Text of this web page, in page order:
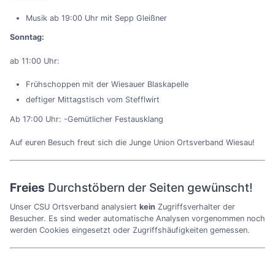
Musik ab 19:00 Uhr mit Sepp Gleißner
Sonntag:
ab 11:00 Uhr:
Frühschoppen mit der Wiesauer Blaskapelle
deftiger Mittagstisch vom Stefflwirt
Ab 17:00 Uhr: -Gemütlicher Festausklang
Auf euren Besuch freut sich die Junge Union Ortsverband Wiesau!
Freies Durchstöbern der Seiten gewünscht!
Unser CSU Ortsverband analysiert kein Zugriffsverhalter der
Besucher. Es sind weder automatische Analysen vorgenommen noch
werden Cookies eingesetzt oder Zugriffshäufigkeiten gemessen.